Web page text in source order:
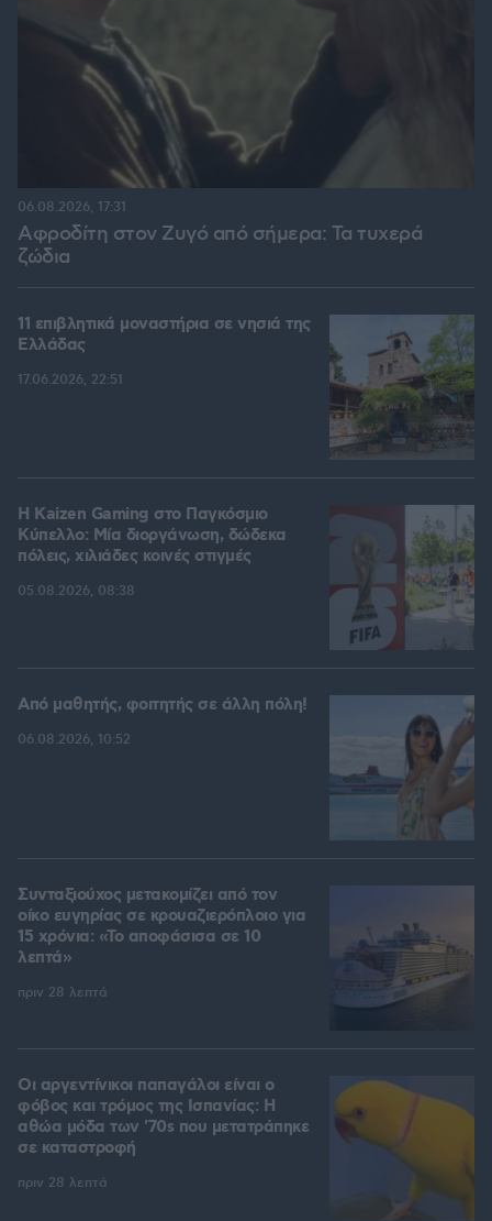
Αφροδίτη στον Ζυγό από σήμερα: Τα τυχερά
ζώδια
06.08.2026, 17:31
11 επιβλητικά μοναστήρια σε νησιά της
Ελλάδας
17.06.2026, 22:51
H Kaizen Gaming στο Παγκόσμιο
Kύπελλο: Μία διοργάνωση, δώδεκα
πόλεις, χιλιάδες κοινές στιγμές
05.08.2026, 08:38
Από μαθητής, φοιτητής σε άλλη πόλη!
06.08.2026, 10:52
Συνταξιούχος μετακομίζει από τον
οίκο ευγηρίας σε κρουαζιερόπλοιο για
15 χρόνια: «Το αποφάσισα σε 10
λεπτά»
πριν 28 λεπτά
Οι αργεντίνικοι παπαγάλοι είναι ο
φόβος και τρόμος της Ισπανίας: Η
αθώα μόδα των '70s που μετατράπηκε
σε καταστροφή
πριν 28 λεπτά